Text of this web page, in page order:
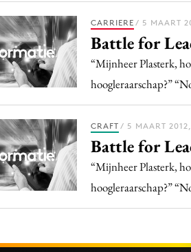
CARRIERE / 5 MAART
Battle for
“Mijnheer Plasterk,
hoogleraarschap?”
CRAFT / 5 MAART
Battle for
“Mijnheer Plasterk,
hoogleraarschap?”